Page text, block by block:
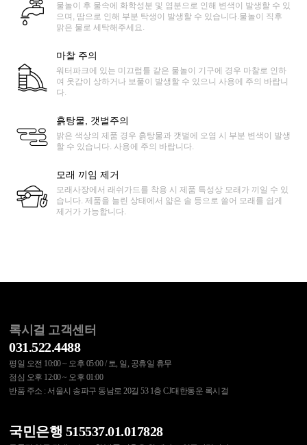
물놀이 후 물속에 화학성분 및 염분으로 인해 변색이 발생할 수 있
으며, 땀으로 인해 부분 탁생이 발생할 수 있습니다.물놀이 직후
맑은 물로 세탁해주세요.
마찰 주의
워터파크에 있는 미끄럼틀 같은 물놀이 기구에 경우 마찰로 인하
여 옷감이 상하거나 보풀이 발생할 수 있으니 사용에 주의 바랍니
다.
흙탕물, 갯벌주의
밝은 색상의 제품 경우 흙탕물과 갯벌에 오염 시 부분 변색이 발생
할 수 있습니다. 사용에 주의 바랍니다.
모래 끼임 제거
모래사장에서 래쉬가드를 착용 시 제품 특성상 모래가 끼일 수 있
습니다. 제품을 늘린 상태에서 얇은 솔 등으로 쓸어 모래를 쉽게
제거가 가능합니다.
록시걸 고객센터
031.522.4488
평일 오전 10:00 ~ 오후 05:00 / 토, 일, 공휴일 휴무
점심 오후 12:00 ~ 오후 01:00
반품 주소 : 서울시 송파구 동남로 20길 53 1층 CJ대한통운 록시걸
국민은행 515537.01.017828